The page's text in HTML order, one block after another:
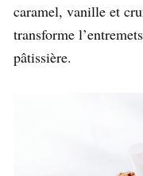
caramel, vanille et
transforme
pâtissière.